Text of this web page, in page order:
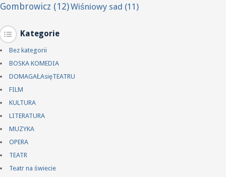
Gombrowicz (12)Wiśniowy sad (11)
Kategorie
Bez kategorii
BOSKA KOMEDIA
DOMAGAŁAsięTEATRU
FILM
KULTURA
LITERATURA
MUZYKA
OPERA
TEATR
Teatr na świecie